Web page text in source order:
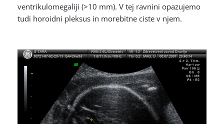
ventrikulomegaliji (>10 mm). V tej ravnini opazujemo
tudi horoidni pleksus in morebitne ciste v njem.